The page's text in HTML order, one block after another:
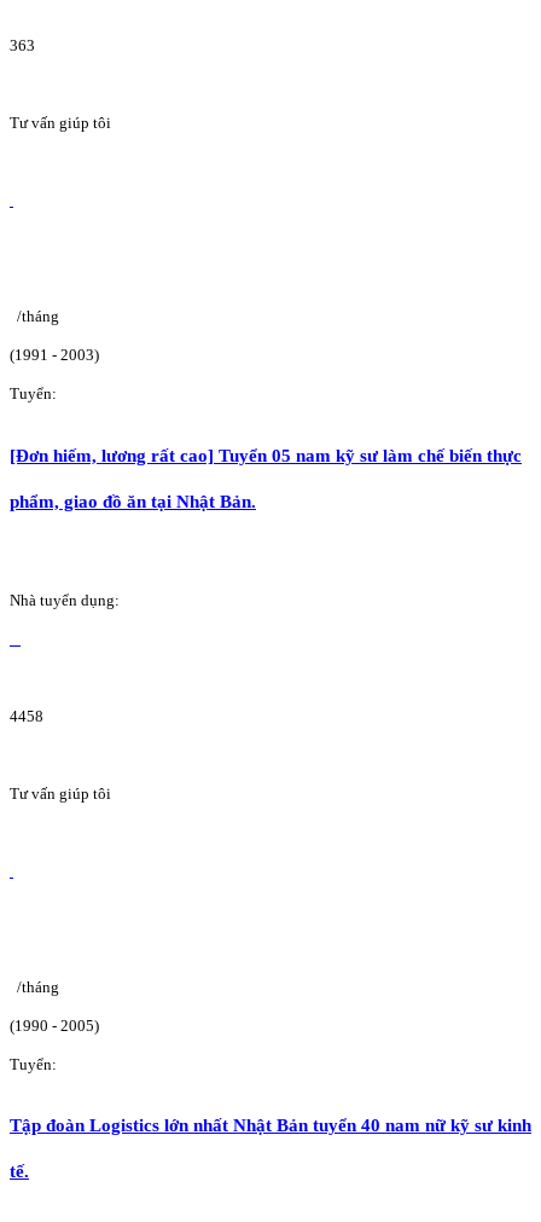
363
Tư vấn giúp tôi
/tháng
(1991 - 2003)
Tuyển:
[Đơn hiếm, lương rất cao] Tuyển 05 nam kỹ sư làm chế biến thực
phẩm, giao đồ ăn tại Nhật Bản.
Nhà tuyển dụng:
4458
Tư vấn giúp tôi
/tháng
(1990 - 2005)
Tuyển:
Tập đoàn Logistics lớn nhất Nhật Bản tuyển 40 nam nữ kỹ sư kinh
tế.